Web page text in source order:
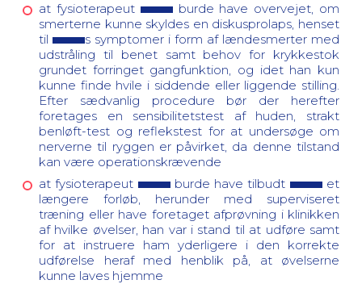
at fysioterapeut
burde have overvejet, om
smerterne kunne skyldes en diskusprolaps, henset
til
s symptomer i form af lændesmerter med
udstråling til benet samt behov for krykkestok
grundet forringet gangfunktion, og idet han kun
kunne finde hvile i siddende eller liggende stilling.
Efter sædvanlig procedure bør der herefter
foretages en sensibilitetstest af huden, strakt
benløft-test og reflekstest for at undersøge om
nerverne til ryggen er påvirket, da denne tilstand
kan være operationskrævende
at fysioterapeut
burde have tilbudt
et
længere forløb, herunder med superviseret
træning eller have foretaget afprøvning i klinikken
af hvilke øvelser, han var i stand til at udføre samt
for at instruere ham yderligere i den korrekte
udførelse heraf med henblik på, at øvelserne
kunne laves hjemme